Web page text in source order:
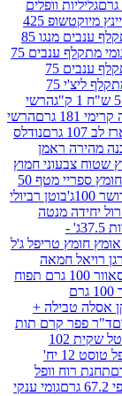
היינץ מיוקטשופ 425
ממתק גומי מתקלף ענבים מנגו 85
ממתק גומי מתקלף ענבים 75
ממתק גומי מתקלף ענבים 75
מתקלף ליצ'י 75
הרשי
הרשי
נודלס
חמוץ
עיד אומץ חומץ ספריי מטף 50
רביולי
ג'ל
סאוור 100 גרם תפוח
+
תות
102
וופל טוסט 12 יח'
ענקי